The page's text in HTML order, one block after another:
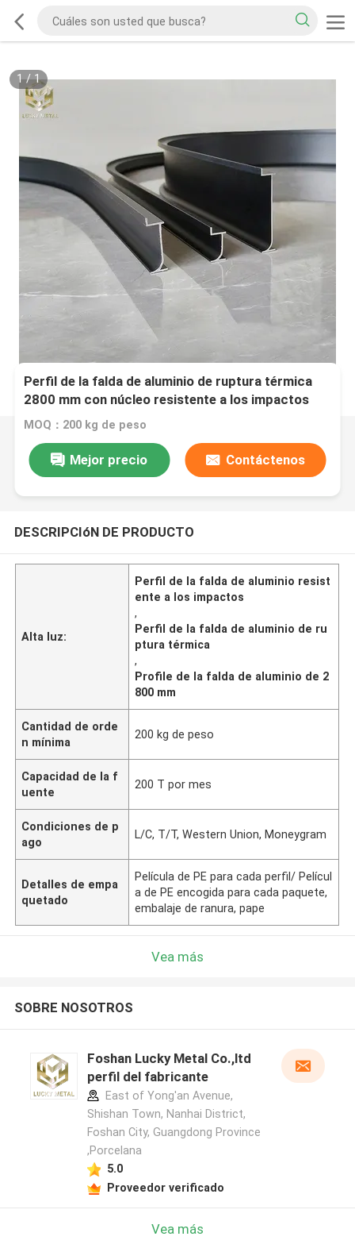
1/1
Perfil de la falda de aluminio de ruptura térmica
2800 mm con núcleo resistente a los impactos
MOQ：200 kg de peso
Mejor precio Contáctenos
DESCRIPCIóN DE PRODUCTO
Alta luz:
Perfil de la falda de aluminio resist
ente a los impactos
,
Perfil de la falda de aluminio de ru
ptura térmica
,
Profile de la falda de aluminio de 2
800 mm
Cantidad de orde
n mínima
200 kg de peso
Capacidad de la f
uente
200 T por mes
Condiciones de p
ago
L/C, T/T, Western Union, Moneygram
Detalles de empa
quetado
Película de PE para cada perfil/ Películ
a de PE encogida para cada paquete,
embalaje de ranura, pape
Vea más
SOBRE NOSOTROS
Foshan Lucky Metal Co.,ltd
perfil del fabricante
East of Yong'an Avenue,
Shishan Town, Nanhai District,
Foshan City, Guangdong Province
,Porcelana
5.0
Proveedor verificado
Vea más